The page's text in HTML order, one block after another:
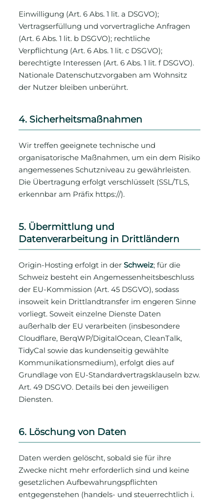
Einwilligung (Art. 6 Abs. 1 lit. a DSGVO);
Vertragserfüllung und vorvertragliche Anfragen
(Art. 6 Abs. 1 lit. b DSGVO); rechtliche
Verpflichtung (Art. 6 Abs. 1 lit. c DSGVO);
berechtigte Interessen (Art. 6 Abs. 1 lit. f DSGVO).
Nationale Datenschutzvorgaben am Wohnsitz
der Nutzer bleiben unberührt.
4. Sicherheitsmaßnahmen
Wir treffen geeignete technische und
organisatorische Maßnahmen, um ein dem Risiko
angemessenes Schutzniveau zu gewährleisten.
Die Übertragung erfolgt verschlüsselt (SSL/TLS,
erkennbar am Präfix https://).
5. Übermittlung und
Datenverarbeitung in Drittländern
Origin-Hosting erfolgt in derSchweiz; für die
Schweiz besteht ein Angemessenheitsbeschluss
der EU-Kommission (Art. 45 DSGVO), sodass
insoweit kein Drittlandtransfer im engeren Sinne
vorliegt. Soweit einzelne Dienste Daten
außerhalb der EU verarbeiten (insbesondere
Cloudflare, BerqWP/DigitalOcean, CleanTalk,
TidyCal sowie das kundenseitig gewählte
Kommunikationsmedium), erfolgt dies auf
Grundlage von EU-Standardvertragsklauseln bzw.
Art. 49 DSGVO. Details bei den jeweiligen
Diensten.
6. Löschung von Daten
Daten werden gelöscht, sobald sie für ihre
Zwecke nicht mehr erforderlich sind und keine
gesetzlichen Aufbewahrungspflichten
entgegenstehen (handels- und steuerrechtlich i.